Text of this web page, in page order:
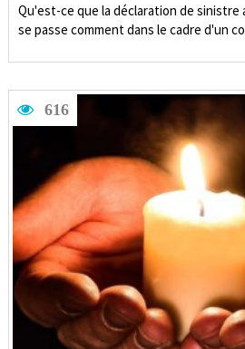
Qu'est-ce que la déclaration de sinistre
se passe comment dans le cadre d'un
616